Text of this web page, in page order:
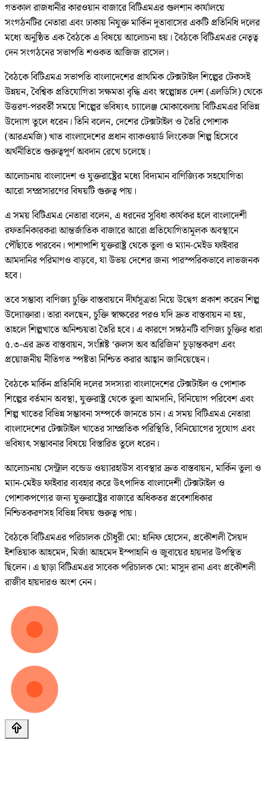
গতকাল রাজধানীর কারওয়ান বাজারে বিটিএমএর গুলশান কার্যালয়ে
সংগঠনটির নেতারা এবং ঢাকায় নিযুক্ত মার্কিন দূতাবাসের একটি প্রতিনিধি দলের
মধ্যে অনুষ্ঠিত এক বৈঠকে এ বিষয়ে আলোচনা হয়। বৈঠকে বিটিএমএর নেতৃত্ব
দেন সংগঠনের সভাপতি শওকত আজিজ রাসেল।
বৈঠকে বিটিএমএ সভাপতি বাংলাদেশের প্রাথমিক টেক্সটাইল শিল্পের টেকসই
উন্নয়ন, বৈশ্বিক প্রতিযোগিতা সক্ষমতা বৃদ্ধি এবং স্বল্পোন্নত দেশ (এলডিসি) থেকে
উত্তরণ-পরবর্তী সময়ে শিল্পের ভবিষ্যৎ চ্যালেঞ্জ মোকাবেলায় বিটিএমএর বিভিন্ন
উদ্যোগ তুলে ধরেন। তিনি বলেন, দেশের টেক্সটাইল ও তৈরি পোশাক
(আরএমজি) খাত বাংলাদেশের প্রধান ব্যাকওয়ার্ড লিংকেজ শিল্প হিসেবে
অর্থনীতিতে গুরুত্বপূর্ণ অবদান রেখে চলেছে।
আলোচনায় বাংলাদেশ ও যুক্তরাষ্ট্রের মধ্যে বিদ্যমান বাণিজ্যিক সহযোগিতা
আরো সম্প্রসারণের বিষয়টি গুরুত্ব পায়।
এ সময় বিটিএমএ নেতারা বলেন, এ ধরনের সুবিধা কার্যকর হলে বাংলাদেশী
রফতানিকারকরা আন্তর্জাতিক বাজারে আরো প্রতিযোগিতামূলক অবস্থানে
পৌঁছাতে পারবেন। পাশাপাশি যুক্তরাষ্ট্র থেকে তুলা ও ম্যান-মেইড ফাইবার
আমদানির পরিমাণও বাড়বে, যা উভয় দেশের জন্য পারস্পরিকভাবে লাভজনক
হবে।
তবে সম্ভাব্য বাণিজ্য চুক্তি বাস্তবায়নে দীর্ঘসূত্রতা নিয়ে উদ্বেগ প্রকাশ করেন শিল্প
উদ্যোক্তারা। তারা বলছেন, চুক্তি স্বাক্ষরের পরও যদি দ্রুত বাস্তবায়ন না হয়,
তাহলে শিল্পখাতে অনিশ্চয়তা তৈরি হবে। এ কারণে সঙ্গঠনটি বাণিজ্য চুক্তির ধারা
৫.৩-এর দ্রুত বাস্তবায়ন, সংশ্লিষ্ট ‘রুলস অব অরিজিন’ চূড়ান্তকরণ এবং
প্রয়োজনীয় নীতিগত স্পষ্টতা নিশ্চিত করার আহ্বান জানিয়েছেন।
বৈঠকে মার্কিন প্রতিনিধি দলের সদস্যরা বাংলাদেশের টেক্সটাইল ও পোশাক
শিল্পের বর্তমান অবস্থা, যুক্তরাষ্ট্র থেকে তুলা আমদানি, বিনিয়োগ পরিবেশ এবং
শিল্প খাতের বিভিন্ন সম্ভাবনা সম্পর্কে জানতে চান। এ সময় বিটিএমএ নেতারা
বাংলাদেশের টেক্সটাইল খাতের সাম্প্রতিক পরিস্থিতি, বিনিয়োগের সুযোগ এবং
ভবিষ্যৎ সম্ভাবনার বিষয়ে বিস্তারিত তুলে ধরেন।
আলোচনায় সেন্ট্রাল বন্ডেড ওয়্যারহাউস ব্যবস্থার দ্রুত বাস্তবায়ন, মার্কিন তুলা ও
ম্যান-মেইড ফাইবার ব্যবহার করে উৎপাদিত বাংলাদেশী টেক্সটাইল ও
পোশাকপণ্যের জন্য যুক্তরাষ্ট্রের বাজারে অধিকতর প্রবেশাধিকার
নিশ্চিতকরণসহ বিভিন্ন বিষয় গুরুত্ব পায়।
বৈঠকে বিটিএমএর পরিচালক চৌধুরী মো: হানিফ হোসেন, প্রকৌশলী সৈয়দ
ইশতিয়াক আহমেদ, মির্জা আহমেদ ইস্পাহানি ও জুবায়ের হায়দার উপস্থিত
ছিলেন। এ ছাড়া বিটিএমএর সাবেক পরিচালক মো: মাসুদ রানা এবং প্রকৌশলী
রাজীব হায়দারও অংশ নেন।